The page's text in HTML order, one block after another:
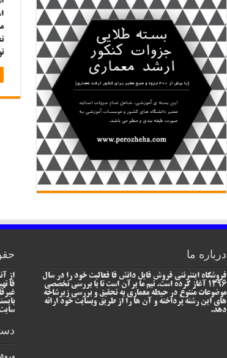
درباره ما
فروشگاه اینترنتی فروش فایل دانش فا فعالیت خود را در سال
1396 آغاز کرده است. تیم ما برآن است تا با بررسی تخصصی
موضوعات متنوع در حیطه معماری به تحقیق و بررسی زیرشاخه
های این رشته پرداخته و آن ها را از طریق وبسایت خود ارائه
دهد.
از
فا